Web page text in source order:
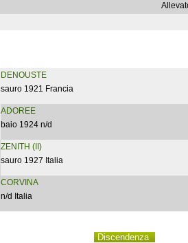
DENOUSTE
sauro 1921 Francia
ADOREE
baio 1924 n/d
ZENITH (II)
sauro 1927 Italia
CORVINA
n/d Italia